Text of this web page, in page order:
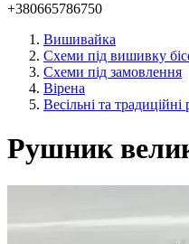
+380665786750
Вишивайка
Схеми під вишивку
Схеми під замовлення
Вірена
Весільні та
Рушник